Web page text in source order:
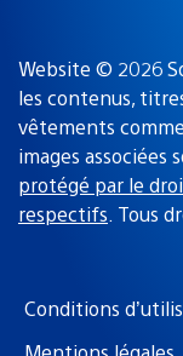
Website © 2026
les contenus,
vêtements
images associées
protégé par le
respectifs. Tous
Conditions